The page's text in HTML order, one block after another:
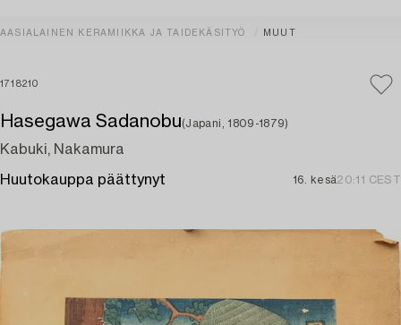
AASIALAINEN KERAMIIKKA JA TAIDEKÄSITYÖ MUUT
1718210
Hasegawa Sadanobu(Japani, 1809-1879)
Kabuki, Nakamura
Huutokauppa päättynyt 16. kesä20:11 CEST